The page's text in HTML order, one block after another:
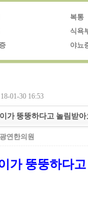
복통
식욕
야뇨
01-30 16:53
가 뚱뚱하다고 놀림받
연한의원
이가 뚱뚱하다